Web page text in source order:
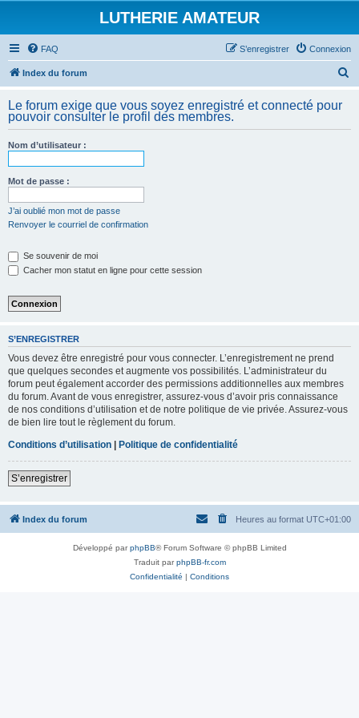
LUTHERIE AMATEUR
FAQ Connexion
S’enregistrer
Index du forum
h
Le forum exige que vous soyez enregistré et connecté pour
pouvoir consulter le profil des membres.
Nom d’utilisateur :
Mot de passe :
J’ai oublié mon mot de passe
Renvoyer le courriel de confirmation
Se souvenir de moi
Cacher mon statut en ligne pour cette session
S’ENREGISTRER
Vous devez être enregistré pour vous connecter. L’enregistrement ne prend
que quelques secondes et augmente vos possibilités. L’administrateur du
forum peut également accorder des permissions additionnelles aux membres
du forum. Avant de vous enregistrer, assurez-vous d’avoir pris connaissance
de nos conditions d’utilisation et de notre politique de vie privée. Assurez-vous
de bien lire tout le règlement du forum.
Conditions d’utilisation | Politique de confidentialité
S’enregistrer
Index du forum Heures au format UTC+01:00
Développé parphpBB® Forum Software © phpBB Limited
Traduit parphpBB-fr.com
Confidentialité | Conditions